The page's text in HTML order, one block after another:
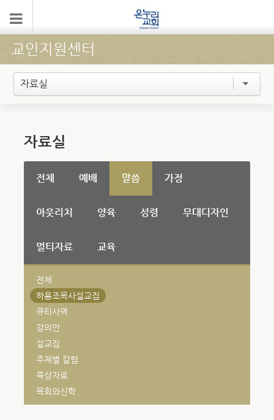
교인지원센터
자료실
자료실
전체 예배 말씀 가정
아웃리치 양육 성령 무대디자인
멀티자료 교육
전체
하용조목사설교집
큐티사역
강의안
설교집
주제별 칼럼
묵상자료
목회와신학